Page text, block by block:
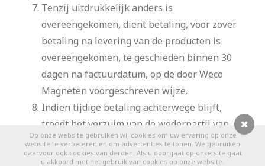
0
Tenzij uitdrukkelijk anders is
overeengekomen, dient betaling, voor zover
betaling na levering van de producten is
overeengekomen, te geschieden binnen 30
dagen na factuurdatum, op de door Weco
Magneten voorgeschreven wijze.
Indien tijdige betaling achterwege blijft,
treedt het verzuim van de wederpartij van
rechtswege in. Vanaf de dag dat het verzuim
intreedt, is de wederpartij over het
Op onze website gebruiken wij cookies om uw ervaring op onze
website te verbeteren en om advertenties te tonen. We gebruiken
daarvoor ook cookies van derden. Als u doorgaat op onze site gaat
u akkoord met het gebruik van cookies op onze website.